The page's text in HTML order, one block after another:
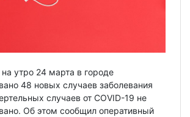
утро 24 марта в городе
48 новых случаев заболевания
случаев от COVID-19 не
Об этом сообщил оперативный